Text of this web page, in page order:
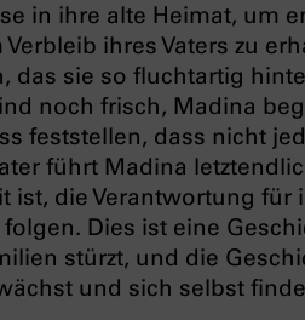
in ihre alte Heimat, um
ihres Vaters zu
das sie so fluchtartig
noch frisch, Madina
feststellen, dass nicht
führt Madina
ist, die Verantwortung für
Dies ist eine
stürzt, und die
und sich selbst